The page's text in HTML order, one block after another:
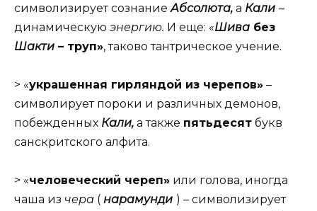
символизирует сознание Абсолюта, а Кали –
динамическую энергию. И еще: «Шива без
Шакти – труп», таково тантрическое учение.
> «украшенная гирляндой из черепов» –
символирует пороки и различных демонов,
побежденных Кали, а также пятьдесят букв
санскритского алфита.
> «человеческий череп» или голова, иногда
чаша из чера ( нарамунди ) – символизирует